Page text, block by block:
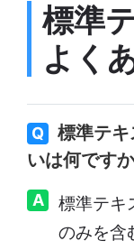
標準
よく
Q
標準テ
いは何です
A
標準テキ
のみを含